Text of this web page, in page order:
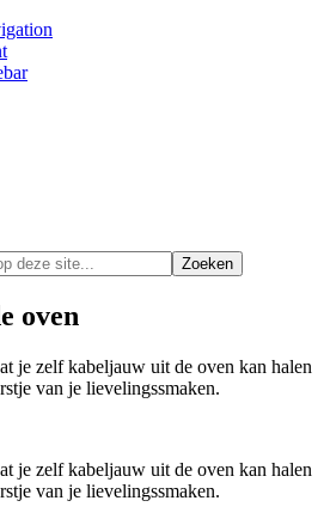
oven
je zelf kabeljauw uit de oven kan halen
van je lievelingssmaken.
je zelf kabeljauw uit de oven kan halen
van je lievelingssmaken.